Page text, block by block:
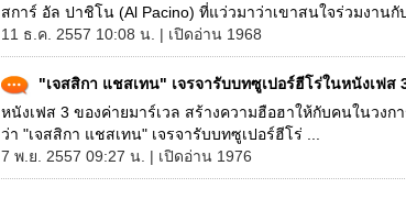
สการ์ อัล ปาชิโน (Al Pacino) ที่แว่วมาว่าเขาสนใจร่วมงานกับ
11 ธ.ค. 2557 10:08 น. | เปิดอ่าน 1968
"เจสสิกา แชสเทน" เจรจารับบทซูเปอร์ฮีโร่ในหนังเฟส
หนังเฟส 3 ของค่ายมาร์เวล สร้างความฮือฮาให้กับคนในวง
ว่า "เจสสิกา แชสเทน" เจรจารับบทซูเปอร์ฮีโร่ ...
7 พ.ย. 2557 09:27 น. | เปิดอ่าน 1976